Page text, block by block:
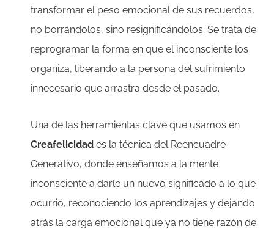
transformar el peso emocional de sus recuerdos,
no borrándolos, sino resignificándolos. Se trata de
reprogramar la forma en que el inconsciente los
organiza, liberando a la persona del sufrimiento
innecesario que arrastra desde el pasado.
Una de las herramientas clave que usamos en
Creafelicidad es la técnica del Reencuadre
Generativo, donde enseñamos a la mente
inconsciente a darle un nuevo significado a lo que
ocurrió, reconociendo los aprendizajes y dejando
atrás la carga emocional que ya no tiene razón de